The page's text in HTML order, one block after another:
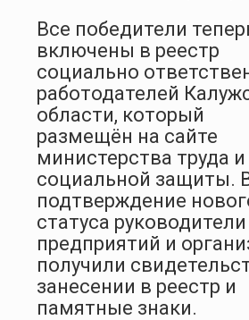
Все победители
включены в реестр
социально
работодателей
области, который
размещён на сайте
министерства труда и
социальной защиты.
подтверждение
статуса руководители
предприятий и
получили
занесении в реестр и
памятные знаки.